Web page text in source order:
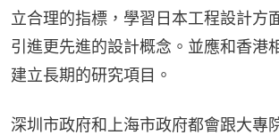
立合理的指標，學習日本工程設計方
引進更先進的設計概念。並應和香港
建立長期的研究項目。
深圳市政府和上海市政府都會跟大專